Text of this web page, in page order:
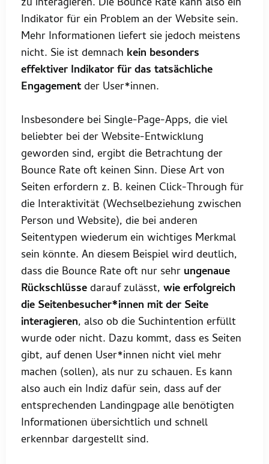
Indikator für ein Problem an der Website sein.
Mehr Informationen liefert sie jedoch meistens
nicht. Sie ist demnach kein besonders
effektiver Indikator für das tatsächliche
Engagementder User*innen.
Insbesondere bei Single-Page-Apps, die viel
beliebter bei der Website-Entwicklung
geworden sind, ergibt die Betrachtung der
Bounce Rate oft keinen Sinn. Diese Art von
Seiten erfordern z. B. keinen Click-Through für
die Interaktivität (Wechselbeziehung zwischen
Person und Website), die bei anderen
Seitentypen wiederum ein wichtiges Merkmal
sein könnte. An diesem Beispiel wird deutlich,
dass die Bounce Rate oft nur sehr ungenaue
Rückschlüssedarauf zulässt, wie erfolgreich
die Seitenbesucher*innen mit der Seite
interagieren, also ob die Suchintention erfüllt
wurde oder nicht. Dazu kommt, dass es Seiten
gibt, auf denen User*innen nicht viel mehr
machen (sollen), als nur zu schauen. Es kann
also auch ein Indiz dafür sein, dass auf der
entsprechenden Landingpage alle benötigten
Informationen übersichtlich und schnell
erkennbar dargestellt sind.